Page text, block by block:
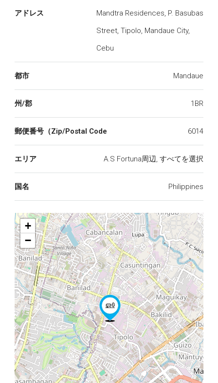
アドレス
Mandtra Residences, P. Basubas
Street, Tipolo, Mandaue City,
Cebu
都市 Mandaue
州/郡 1BR
郵便番号（Zip/Postal Code 6014
エリア A.S Fortuna周辺, すべてを選択
国名 Philippines
+
−